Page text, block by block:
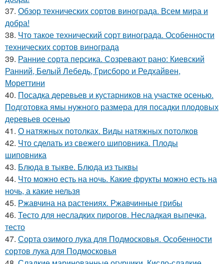
37. Обзор технических сортов винограда. Всем мира и
добра!
38. Что такое технический сорт винограда. Особенности
технических сортов винограда
39. Ранние сорта персика. Созревают рано: Киевский
Ранний, Белый Лебедь, Грисборо и Редхайвен,
Мореттини
40. Посадка деревьев и кустарников на участке осенью.
Подготовка ямы нужного размера для посадки плодовых
деревьев осенью
41. О натяжных потолках. Виды натяжных потолков
42. Что сделать из свежего шиповника. Плоды
шиповника
43. Блюда в тыкве. Блюда из тыквы
44. Что можно есть на ночь. Какие фрукты можно есть на
ночь, а какие нельзя
45. Ржавчина на растениях. Ржавчинные грибы
46. Тесто для несладких пирогов. Несладкая выпечка,
тесто
47. Сорта озимого лука для Подмосковья. Особенности
сортов лука для Подмосковья